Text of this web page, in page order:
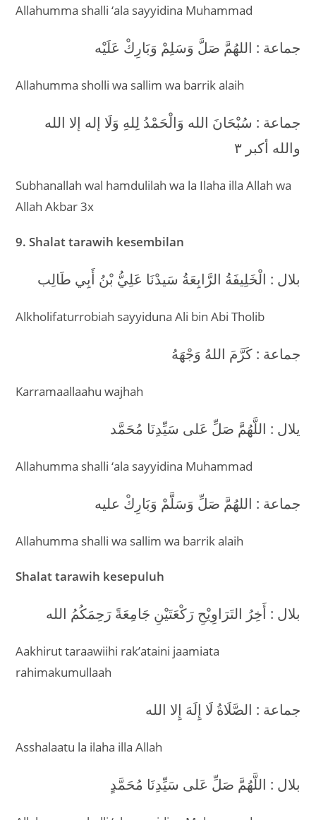
Allahumma shalli ‘ala sayyidina Muhammad
جماعة : اللهُمَّ صَلَّ وَسَلِمْ وَبَارِكْ عَلَيْه
Allahumma sholli wa sallim wa barrik alaih
جماعة : سُبْحَانَ الله وَالْحَمْدُ لِلهِ وَلَا إله إلا الله
والله أكبر ٣
Subhanallah wal hamdulilah wa la Ilaha illa Allah wa
Allah Akbar 3x
9. Shalat tarawih kesembilan
بلال : الْخَلِيفَةُ الرَّابِعَةُ سَيدْنَا عَلِيُّ بْنُ أَبِي طَالِب
Alkholifaturrobiah sayyiduna Ali bin Abi Tholib
جماعة : كَرَّمَ اللهُ وَجْهَهُ
Karramaallaahu wajhah
يلال : اللَّهُمَّ صَلِّ عَلى سَيِّدِنَا مُحَمَّد
Allahumma shalli ‘ala sayyidina Muhammad
جماعة : اللهُمَّ صَلِّ وَسَلَّمْ وَبَارِكْ عليه
Allahumma shalli wa sallim wa barrik alaih
Shalat tarawih kesepuluh
بلال : أَخِرُ التَرَاوِيْحِ رَكْعَتَيْنِ جَامِعَةً رَحِمَكُمُ الله
Aakhirut taraawiihi rak’ataini jaamiata
rahimakumullaah
جماعة : الصَّلَاةُ لَا إِلَهَ إِلا الله
Asshalaatu la ilaha illa Allah
بلال : اللَّهُمَّ صَلِّ عَلى سَيِّدِنَا مُحَمَّدٍ